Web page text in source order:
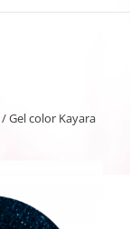
/ Gel color Kayara